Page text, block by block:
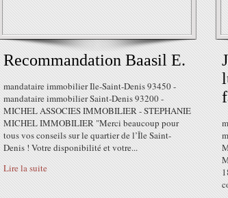
Recommandation Baasil E.
mandataire immobilier Ile-Saint-Denis 93450 -
mandataire immobilier Saint-Denis 93200 -
MICHEL ASSOCIES IMMOBILIER - STEPHANIE
MICHEL IMMOBILIER "Merci beaucoup pour
tous vos conseils sur le quartier de l’Île Saint-
Denis ! Votre disponibilité et votre...
Lire la suite